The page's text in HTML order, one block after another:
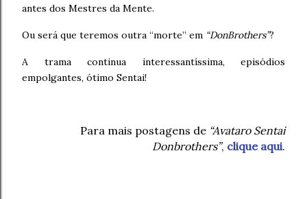
antes dos Mestres da Mente.
Ou será que teremos outra “morte” em “DonBrothers”?
A trama continua interessantíssima, episódios
empolgantes, ótimo Sentai!
Para mais postagens de “Avataro Sentai
Donbrothers”, clique aqui.